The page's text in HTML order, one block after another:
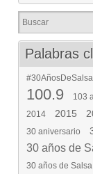
Palabras
100.9 103
2014
2015
30 aniversario
30 años de
30 años de